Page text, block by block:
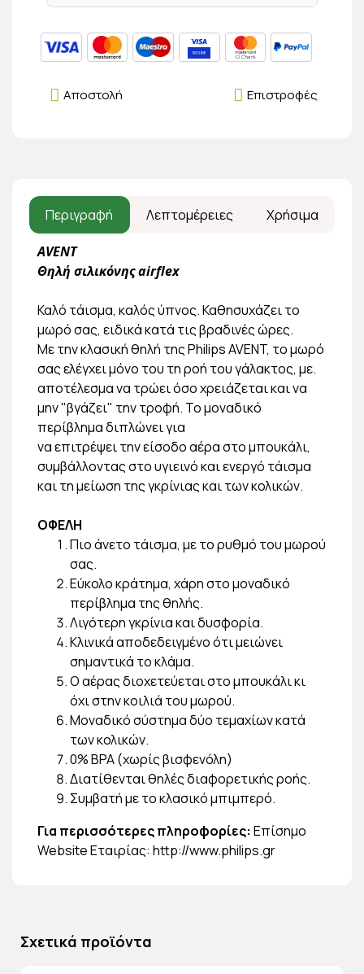
Επιστροφές
Αποστολή
Περιγραφή Λεπτομέρειες Χρήσιμα
AVENT
Θηλή σιλικόνης airflex
Καλό τάισμα, καλός ύπνος. Καθησυχάζει το
μωρό σας, ειδικά κατά τις βραδινές ώρες.
Με την κλασική θηλή της Philips AVENT, το μωρό
σας ελέγχει μόνο του τη ροή του γάλακτος, με.
αποτέλεσμα να τρώει όσο χρειάζεται και να
μην "βγάζει" την τροφή. Το μοναδικό
περίβλημα διπλώνει για
να επιτρέψει την είσοδο αέρα στο μπουκάλι,
συμβάλλοντας στο υγιεινό και ενεργό τάισμα
και τη μείωση της γκρίνιας και των κολικών.
ΟΦΕΛΗ
Πιο άνετο τάισμα, με το ρυθμό του μωρού
σας.
Εύκολο κράτημα, χάρη στο μοναδικό
περίβλημα της θηλής.
Λιγότερη γκρίνια και δυσφορία.
Κλινικά αποδεδειγμένο ότι μειώνει
σημαντικά το κλάμα.
Ο αέρας διοχετεύεται στο μπουκάλι κι
όχι στην κοιλιά του μωρού.
Μοναδικό σύστημα δύο τεμαχίων κατά
των κολικών.
0% BPA (χωρίς βισφενόλη)
Διατίθενται θηλές διαφορετικής ροής.
Συμβατή με το κλασικό μπιμπερό.
Για περισσότερες πληροφορίες: Επίσημο
Website Εταιρίας: http://www.philips.gr
Σχετικά προϊόντα